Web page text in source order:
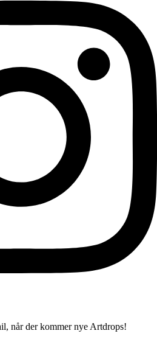
når der kommer nye Artdrops!